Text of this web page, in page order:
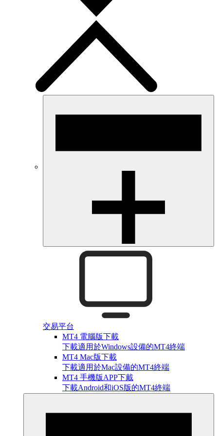
交易平台
MT4 電腦版下載
下載適用於Windows設備的MT4終端
MT4 Mac版下載
下載適用於Mac設備的MT4終端
MT4 手機版APP下戴
下載Android和iOS版的MT4終端